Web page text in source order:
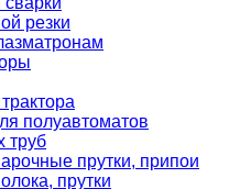
резки
полуавтоматов
труб
прутки, припои
прутки